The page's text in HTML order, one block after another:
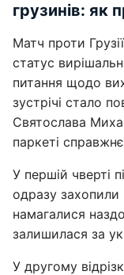
грузинів: як
Матч проти
статус
питання щодо
зустрічі стало
Святослава
паркеті
У першій чверті
одразу захопили
намагалися
залишилася за
У другому